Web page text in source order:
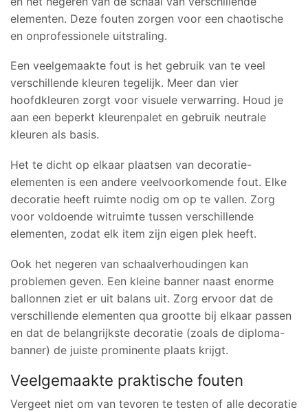
elementen. Deze fouten zorgen voor een chaotische
en onprofessionele uitstraling.
Een veelgemaakte fout is het gebruik van te veel
verschillende kleuren tegelijk. Meer dan vier
hoofdkleuren zorgt voor visuele verwarring. Houd je
aan een beperkt kleurenpalet en gebruik neutrale
kleuren als basis.
Het te dicht op elkaar plaatsen van decoratie-
elementen is een andere veelvoorkomende fout. Elke
decoratie heeft ruimte nodig om op te vallen. Zorg
voor voldoende witruimte tussen verschillende
elementen, zodat elk item zijn eigen plek heeft.
Ook het negeren van schaalverhoudingen kan
problemen geven. Een kleine banner naast enorme
ballonnen ziet er uit balans uit. Zorg ervoor dat de
verschillende elementen qua grootte bij elkaar passen
en dat de belangrijkste decoratie (zoals de diploma-
banner) de juiste prominente plaats krijgt.
Veelgemaakte praktische fouten
Vergeet niet om van tevoren te testen of alle decoratie